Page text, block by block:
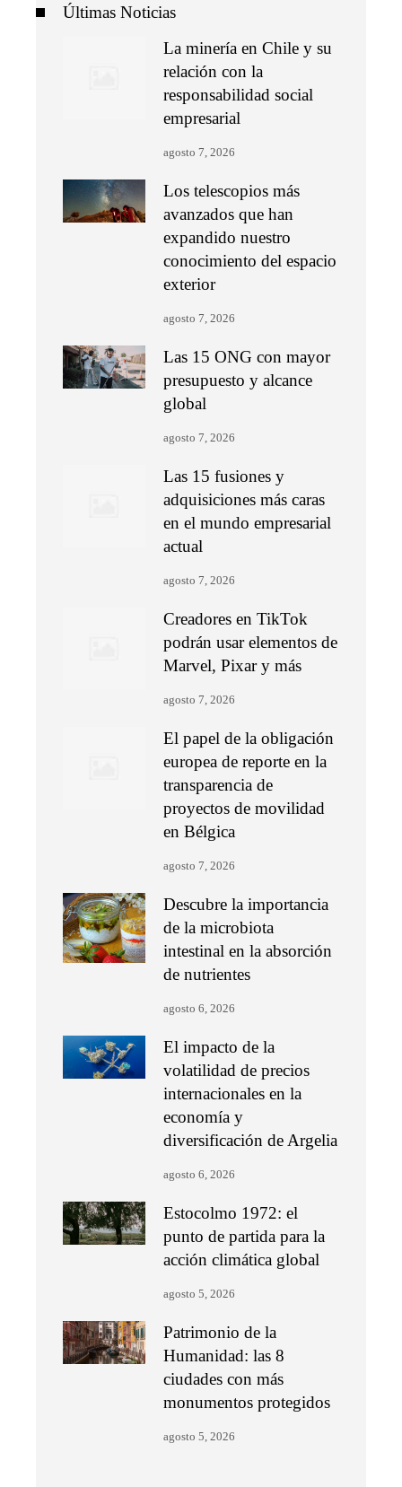
Últimas Noticias
La minería en Chile y su
relación con la
responsabilidad social
empresarial
agosto 7, 2026
Los telescopios más
avanzados que han
expandido nuestro
conocimiento del espacio
exterior
agosto 7, 2026
Las 15 ONG con mayor
presupuesto y alcance
global
agosto 7, 2026
Las 15 fusiones y
adquisiciones más caras
en el mundo empresarial
actual
agosto 7, 2026
Creadores en TikTok
podrán usar elementos de
Marvel, Pixar y más
agosto 7, 2026
El papel de la obligación
europea de reporte en la
transparencia de
proyectos de movilidad
en Bélgica
agosto 7, 2026
Descubre la importancia
de la microbiota
intestinal en la absorción
de nutrientes
agosto 6, 2026
El impacto de la
volatilidad de precios
internacionales en la
economía y
diversificación de Argelia
agosto 6, 2026
Estocolmo 1972: el
punto de partida para la
acción climática global
agosto 5, 2026
Patrimonio de la
Humanidad: las 8
ciudades con más
monumentos protegidos
agosto 5, 2026